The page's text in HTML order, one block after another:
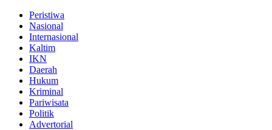
Peristiwa
Nasional
Internasional
Kaltim
IKN
Daerah
Hukum
Kriminal
Pariwisata
Politik
Advertorial